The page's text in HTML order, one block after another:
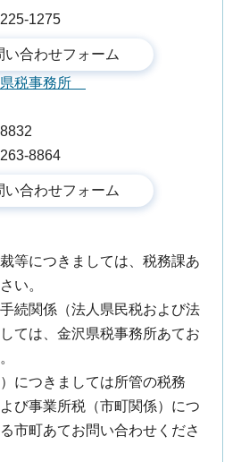
1275
税事務所
8864
等につきましては、税務課あ
い。
続関係（法人県民税および法
ては、金沢県税事務所あてお
につきましては所管の税務
び事業所税（市町関係）につ
市町あてお問い合わせくださ